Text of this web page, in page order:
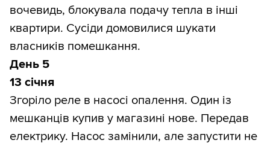
вочевидь, блокувала подачу тепла в інші
квартири. Сусіди домовилися шукати
власників помешкання.
День 5
13 січня
Згоріло реле в насосі опалення. Один із
мешканців купив у магазині нове. Передав
електрику. Насос замінили, але запустити не